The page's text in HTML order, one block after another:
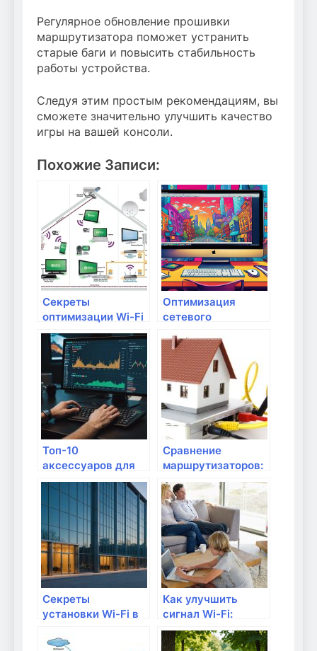
Регулярное обновление прошивки
маршрутизатора поможет устранить
старые баги и повысить стабильность
работы устройства.
Следуя этим простым рекомендациям, вы
сможете значительно улучшить качество
игры на вашей консоли.
Похожие Записи:
Секреты
оптимизации Wi-Fi
сети для геймеров
Оптимизация
сетевого
стриминга и игр
Топ-10
аксессуаров для
маршрутизаторов
Сравнение
маршрутизаторов:
Wi-Fi 5 vs Wi-Fi 6
Секреты
установки Wi-Fi в
доме
Как улучшить
сигнал Wi-Fi:
советы и трюки